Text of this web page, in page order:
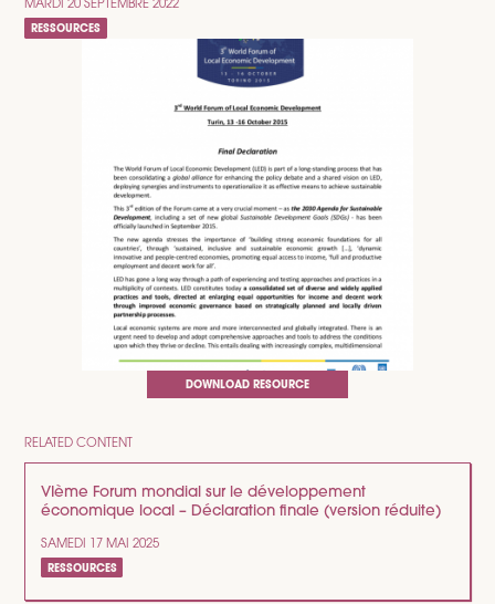
RESSOURCES
DOWNLOAD RESOURCE
RELATED CONTENT
VIème Forum mondial sur le développement
économique local – Déclaration finale (version réduite)
SAMEDI 17 MAI 2025
RESSOURCES